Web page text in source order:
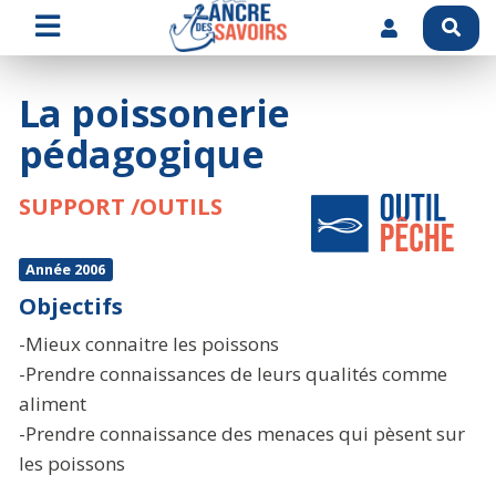
La poissonerie
pédagogique
SUPPORT /OUTILS
Année 2006
Objectifs
-Mieux connaitre les poissons
-Prendre connaissances de leurs qualités comme
aliment
-Prendre connaissance des menaces qui pèsent sur
les poissons